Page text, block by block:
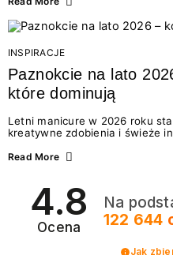
Motywem przewodnim jest
letnich momentów. Z tej okazji
wyjątkowego: wielki konkurs z
najgorętszych trendów w...
INSPIRACJE
Paznokcie na lato
które dominują
Letni manicure w 2026 roku
kreatywne zdobienia i świeże
zarówno energetycznych
2026? Znajdź inspirację dla
Read More
4.8
Ocena
Na
122 644
Jak